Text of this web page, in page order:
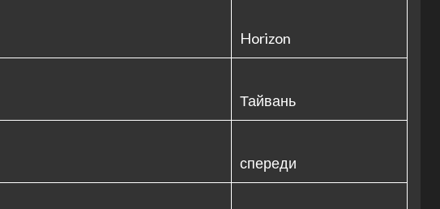
Horizon
Тайвань
спереди